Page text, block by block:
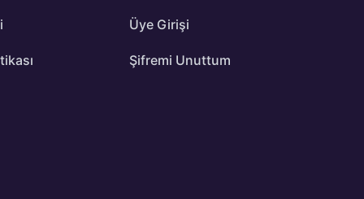
Üye Girişi
Şifremi Unuttum